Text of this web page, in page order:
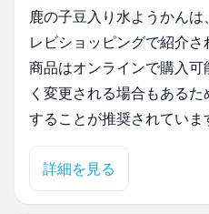
鹿の子豆入り水ようかん
レビショッピングで紹介さ
商品はオンラインで購入
く変更される場合もある
することが推奨されていま
詳細を見る